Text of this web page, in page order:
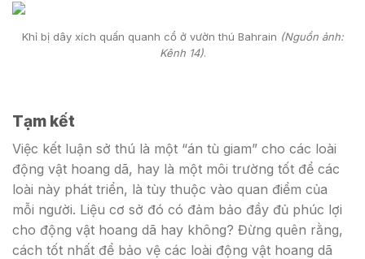
Khỉ bị dây xích quấn quanh cổ ở vườn thú Bahrain (Nguồn ảnh:
Kênh 14).
Tạm kết
Việc kết luận sở thú là một “án tù giam” cho các loài
động vật hoang dã, hay là một môi trường tốt để các
loài này phát triển, là tùy thuộc vào quan điểm của
mỗi người. Liệu cơ sở đó có đảm bảo đầy đủ phúc lợi
cho động vật hoang dã hay không? Đừng quên rằng,
cách tốt nhất để bảo vệ các loài động vật hoang dã